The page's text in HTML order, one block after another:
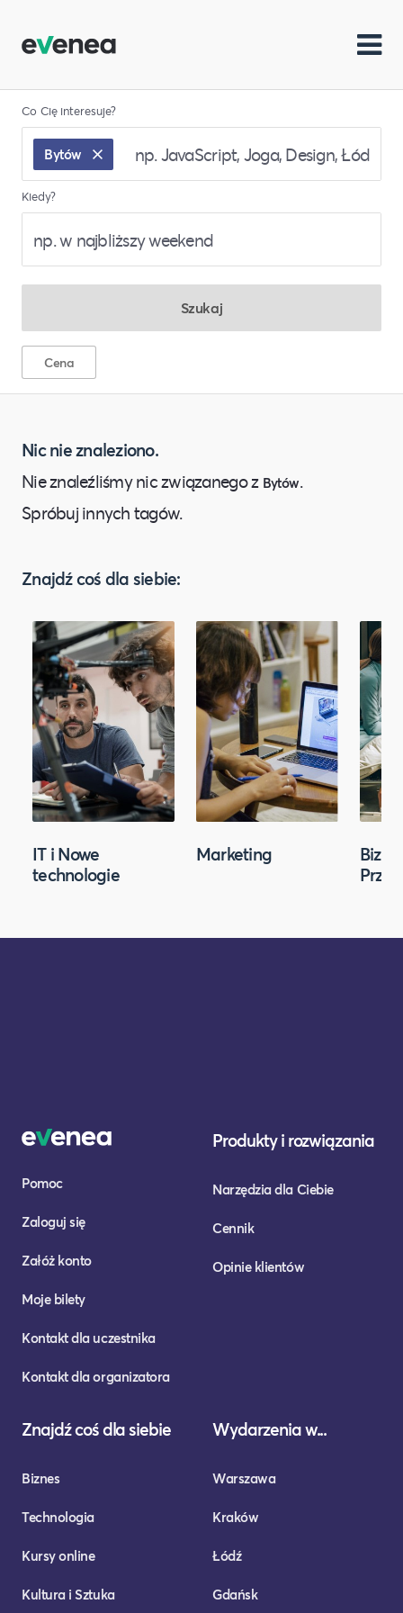
Co Cię interesuje?
Bytów
Kiedy?
Szukaj
Cena
Nic nie znaleziono.
Nie znaleźliśmy nic związanego z Bytów.
Spróbuj innych tagów.
Znajdź coś dla siebie:
IT i Nowe
technologie
Marketing
Pomoc
Zaloguj się
Załóż konto
Moje bilety
Kontakt dla uczestnika
Kontakt dla organizatora
Produkty i rozwiązania
Narzędzia dla Ciebie
Cennik
Opinie klientów
Znajdź coś dla siebie
Biznes
Technologia
Kursy online
Kultura i Sztuka
Wydarzenia w...
Warszawa
Kraków
Łódź
Gdańsk